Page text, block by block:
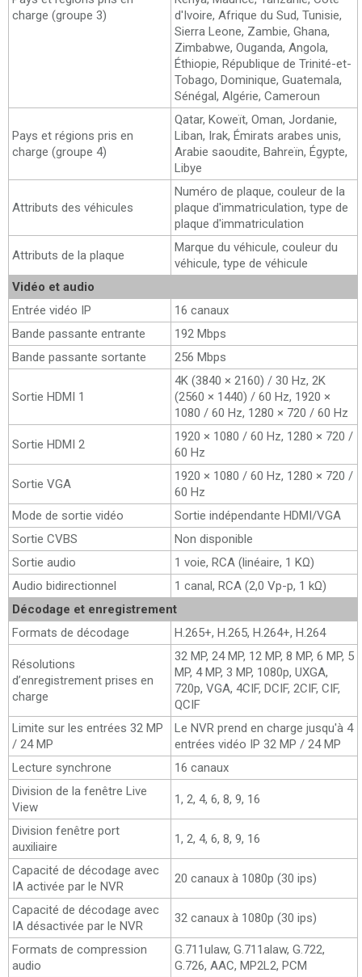
charge (groupe 3)
d'Ivoire, Afrique du Sud, Tunisie,
Sierra Leone, Zambie, Ghana,
Zimbabwe, Ouganda, Angola,
Éthiopie, République de Trinité-et-
Tobago, Dominique, Guatemala,
Sénégal, Algérie, Cameroun
Pays et régions pris en
charge (groupe 4)
Qatar, Koweït, Oman, Jordanie,
Liban, Irak, Émirats arabes unis,
Arabie saoudite, Bahreïn, Égypte,
Libye
Attributs des véhicules
Numéro de plaque, couleur de la
plaque d'immatriculation, type de
plaque d'immatriculation
Attributs de la plaque
Marque du véhicule, couleur du
véhicule, type de véhicule
Vidéo et audio
Entrée vidéo IP
16 canaux
Bande passante entrante
192 Mbps
Bande passante sortante
256 Mbps
Sortie HDMI 1
4K (3840 × 2160) / 30 Hz, 2K
(2560 × 1440) / 60 Hz, 1920 ×
1080 / 60 Hz, 1280 × 720 / 60 Hz
Sortie HDMI 2
1920 × 1080 / 60 Hz, 1280 × 720 /
60 Hz
Sortie VGA
1920 × 1080 / 60 Hz, 1280 × 720 /
60 Hz
Mode de sortie vidéo
Sortie indépendante HDMI/VGA
Sortie CVBS
Non disponible
Sortie audio
1 voie, RCA (linéaire, 1 KΩ)
Audio bidirectionnel
1 canal, RCA (2,0 Vp-p, 1 kΩ)
Décodage et enregistrement
Formats de décodage
H.265+, H.265, H.264+, H.264
Résolutions
d’enregistrement prises en
charge
32 MP, 24 MP, 12 MP, 8 MP, 6 MP, 5
MP, 4 MP, 3 MP, 1080p, UXGA,
720p, VGA, 4CIF, DCIF, 2CIF, CIF,
QCIF
Limite sur les entrées 32 MP
/ 24 MP
Le NVR prend en charge jusqu'à 4
entrées vidéo IP 32 MP / 24 MP
Lecture synchrone
16 canaux
Division de la fenêtre Live
View
1, 2, 4, 6, 8, 9, 16
Division fenêtre port
auxiliaire
1, 2, 4, 6, 8, 9, 16
Capacité de décodage avec
IA activée par le NVR
20 canaux à 1080p (30 ips)
Capacité de décodage avec
IA désactivée par le NVR
32 canaux à 1080p (30 ips)
Formats de compression
audio
G.711ulaw, G.711alaw, G.722,
G.726, AAC, MP2L2, PCM